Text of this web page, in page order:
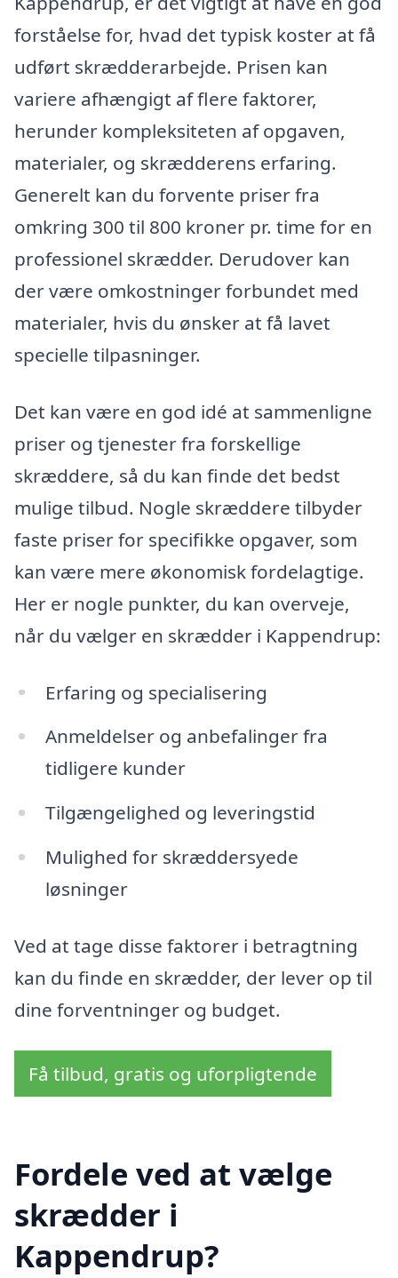
forståelse for, hvad det typisk koster at få
udført skrædderarbejde. Prisen kan
variere afhængigt af flere faktorer,
herunder kompleksiteten af opgaven,
materialer, og skrædderens erfaring.
Generelt kan du forvente priser fra
omkring 300 til 800 kroner pr. time for en
professionel skrædder. Derudover kan
der være omkostninger forbundet med
materialer, hvis du ønsker at få lavet
specielle tilpasninger.
Det kan være en god idé at sammenligne
priser og tjenester fra forskellige
skræddere, så du kan finde det bedst
mulige tilbud. Nogle skræddere tilbyder
faste priser for specifikke opgaver, som
kan være mere økonomisk fordelagtige.
Her er nogle punkter, du kan overveje,
når du vælger en skrædder i Kappendrup:
Erfaring og specialisering
Anmeldelser og anbefalinger fra
tidligere kunder
Tilgængelighed og leveringstid
Mulighed for skræddersyede
løsninger
Ved at tage disse faktorer i betragtning
kan du finde en skrædder, der lever op til
dine forventninger og budget.
Få tilbud, gratis og uforpligtende
Fordele ved at vælge
skrædder i
Kappendrup?